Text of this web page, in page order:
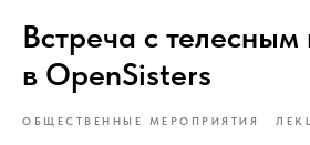
Встреча с телесным
в OpenSisters
ОБЩЕСТВЕННЫЕ МЕРОПРИЯТИЯ